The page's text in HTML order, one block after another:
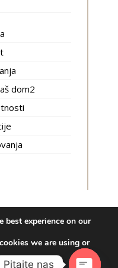
dom2
web shopa: kT dizajn
best experience on our
we are using or
Hrvatski(хрватски)
Pitajte nas